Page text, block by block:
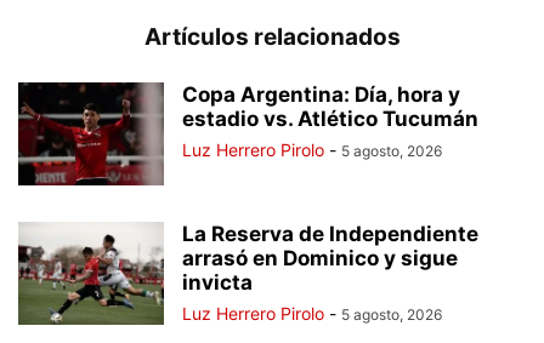
Artículos relacionados
Copa Argentina: Día, hora y
estadio vs. Atlético Tucumán
Luz Herrero Pirolo - 5 agosto, 2026
La Reserva de Independiente
arrasó en Dominico y sigue
invicta
Luz Herrero Pirolo - 5 agosto, 2026